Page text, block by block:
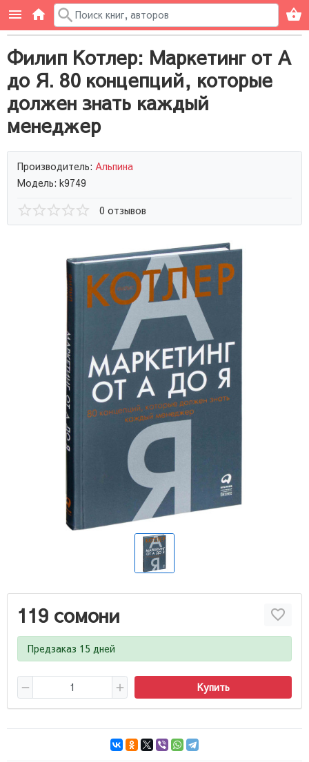
Филип Котлер: Маркетинг от А
до Я. 80 концепций, которые
должен знать каждый
менеджер
Производитель: Альпина
Модель: k9749
0 отзывов
119 сомони
Предзаказ 15 дней
Купить